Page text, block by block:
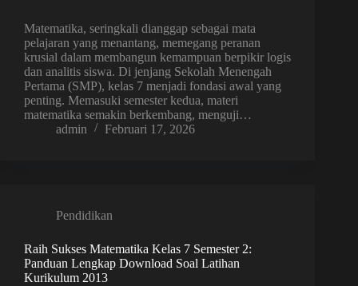
Matematika, seringkali dianggap sebagai mata
pelajaran yang menantang, memegang peranan
krusial dalam membangun kemampuan berpikir logis
dan analitis siswa. Di jenjang Sekolah Menengah
Pertama (SMP), kelas 7 menjadi fondasi awal yang
penting. Memasuki semester kedua, materi
matematika semakin berkembang, menguji…
admin
Februari 17, 2026
Pendidikan
Raih Sukses Matematika Kelas 7 Semester 2:
Panduan Lengkap Download Soal Latihan
Kurikulum 2013